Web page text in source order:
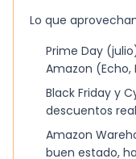
complementa.
graso, el
pesado.
No es un
Puede
largos o
Lo que
Prime Day
Amazon (Echo,
Black Friday y
descuentos
Amazon
buen estado,